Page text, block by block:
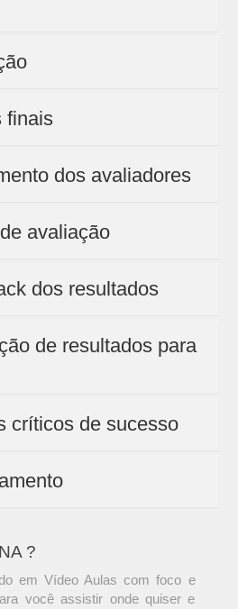
finais
dos avaliadores
avaliação
dos resultados
de resultados para
críticos de sucesso
?
em Vídeo Aulas com foco e
você assistir onde quiser e